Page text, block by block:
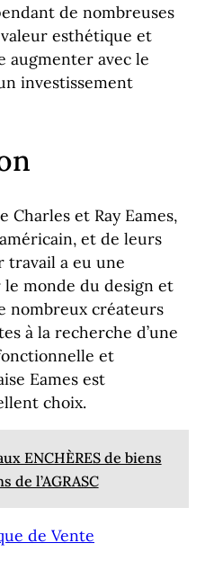
de nombreuses
esthétique et
augmenter avec le
investissement
Charles et Ray Eames,
et de leurs
travail a eu une
monde du design et
nombreux créateurs
à la recherche d’une
et
Eames est
choix.
ENCHÈRES de biens
de l’AGRASC